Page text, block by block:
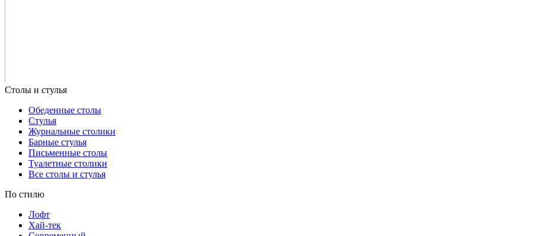
Обеденные столы
Стулья
Журнальные столики
Барные стулья
Письменные столы
Туалетные столики